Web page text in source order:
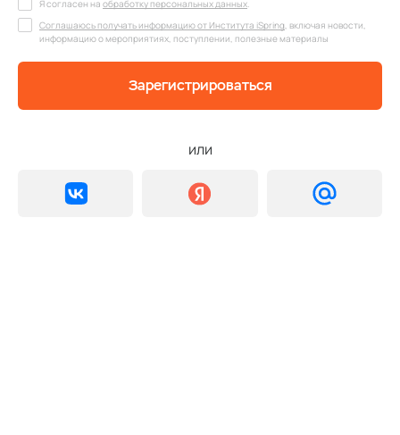
Я согласен на обработку персональных данных.
Соглашаюсь получать информацию от Института iSpring, включая новости,
информацию о мероприятиях, поступлении, полезные материалы
Зарегистрироваться
или